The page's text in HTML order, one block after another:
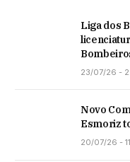
Liga dos
23/07/26 -
Novo
Esmoriz
20/07/26 -